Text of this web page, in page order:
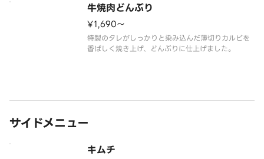
牛焼肉どんぶり
¥1,690〜
特製のタレがしっかりと染み込んだ薄切りカルビを
香ばしく焼き上げ、どんぶりに仕上げました。
サイドメニュー
キムチ